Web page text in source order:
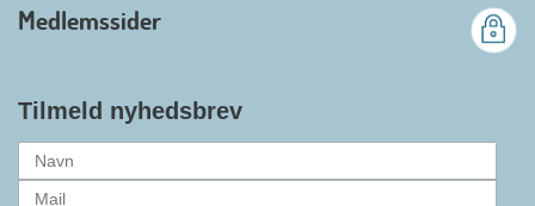
gennemslagskraft og skabe
hjælpemidler samt give
medlemmerne adgang til en
Medlemssider
Tilmeld nyhedsbrev